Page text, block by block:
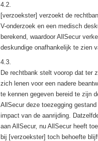
4.2.
[verzoekster] verzoekt de
V-onderzoek en een medisch
berekend, waardoor AllSecur
deskundige onafhankelijk te zien
4.3.
De rechtbank stelt voorop dat ter
zich lenen voor een nadere
te kennen gegeven bereid te zijn
AllSecur deze toezegging
impact van de aanrijding.
aan AllSecur, nu AllSecur heeft
bij [verzoekster] toch behoefte